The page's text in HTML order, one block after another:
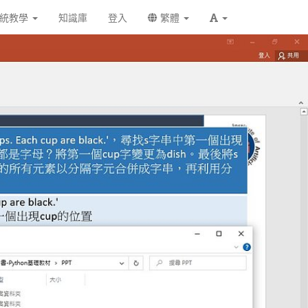
教學 知識庫 登入 繁體